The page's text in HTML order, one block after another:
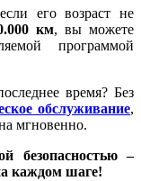
его возраст не
км, вы можете
программой
время? Без
обслуживание,
мгновенно.
безопасностью –
каждом шаге!